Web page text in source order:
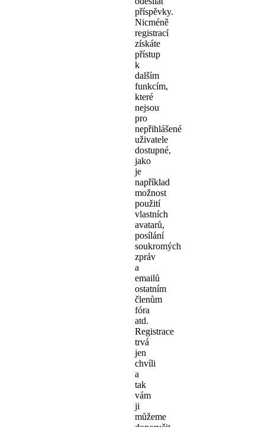
příspěvky.
Nicméně
registrací
získáte
přístup
k
dalším
funkcím,
které
nejsou
pro
nepřihlášené
uživatele
dostupné,
jako
je
například
možnost
použití
vlastních
avatarů,
posílání
soukromých
zpráv
a
emailů
ostatním
členům
fóra
atd.
Registrace
trvá
jen
chvíli
a
tak
vám
ji
můžeme